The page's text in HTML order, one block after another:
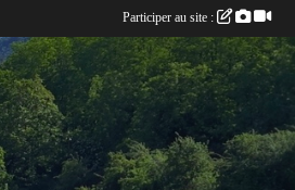
Participer au site :